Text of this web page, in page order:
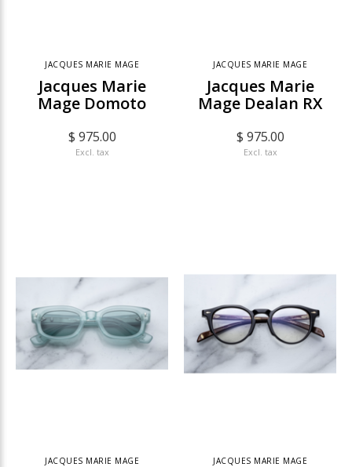
JACQUES MARIE MAGE
Jacques Marie
Mage Domoto
$ 975.00
Excl. tax
JACQUES MARIE MAGE
Jacques Marie
Mage Dealan RX
$ 975.00
Excl. tax
JACQUES MARIE MAGE JACQUES MARIE MAGE